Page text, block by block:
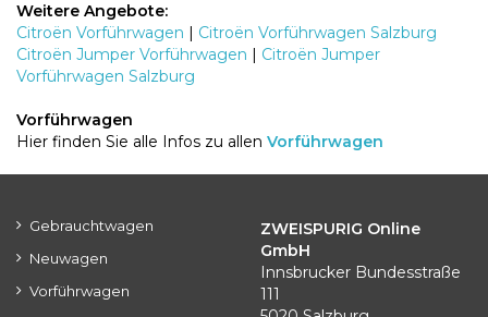
Weitere Angebote:
Citroën Vorführwagen
Citroën Vorführwagen Salzburg
Citroën Jumper Vorführwagen
Citroën Jumper
Vorführwagen Salzburg
Vorführwagen
Hier finden Sie alle Infos zu allen Vorführwagen
Gebrauchtwagen
Neuwagen
Vorführwagen
ZWEISPURIG Online
GmbH
Innsbrucker Bundesstraße
111